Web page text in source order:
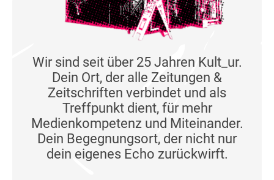
Wir sind seit über 25 Jahren Kult_ur.
Dein Ort, der alle Zeitungen &
Zeitschriften verbindet und als
Treffpunkt dient, für mehr
Medienkompetenz und Miteinander.
Dein Begegnungsort, der nicht nur
dein eigenes Echo zurückwirft.